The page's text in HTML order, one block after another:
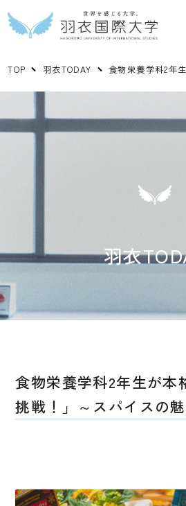
TOP 羽衣TODAY 食物栄養学科2年生が本格イン
羽衣
食物栄養学科2年生が本
挑戦！」～スパイスの